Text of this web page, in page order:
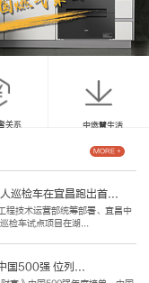
关系 中燃慧生活
巡检车在宜昌跑出首...
程技术运营部统筹部署、宜昌中
检车试点项目在湖...
国500强 位列...
MORE +